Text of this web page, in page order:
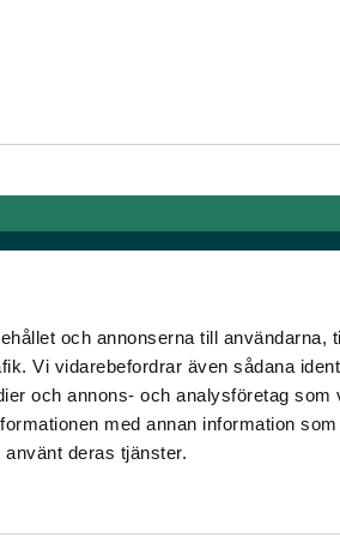
och annonserna till användarna,
Vi vidarebefordrar även sådana
och annons- och analysföretag som
med annan information
deras tjänster.
Länkar
Allmänna auktionsvillkor
Mobilvy